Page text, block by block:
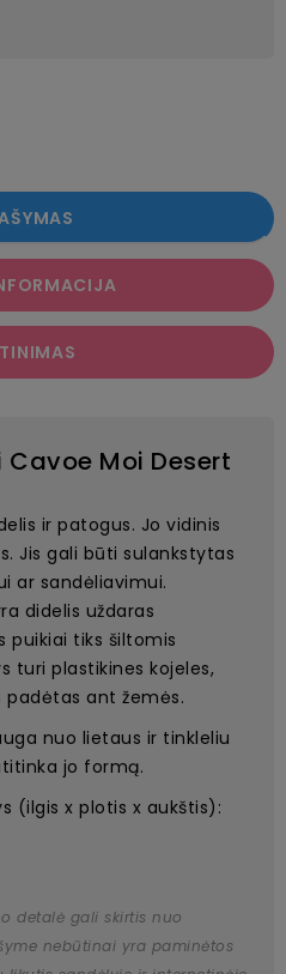
Moi Desert
ir patogus. Jo vidinis
Jis gali būti sulankstytas
ar sandėliavimui.
didelis uždaras
puikiai tiks šiltomis
turi plastikines kojeles,
padėtas ant žemės.
nuo lietaus ir tinkleliu
jo formą.
(ilgis x plotis x aukštis):
detalė gali skirtis nuo
nebūtinai yra paminėtos